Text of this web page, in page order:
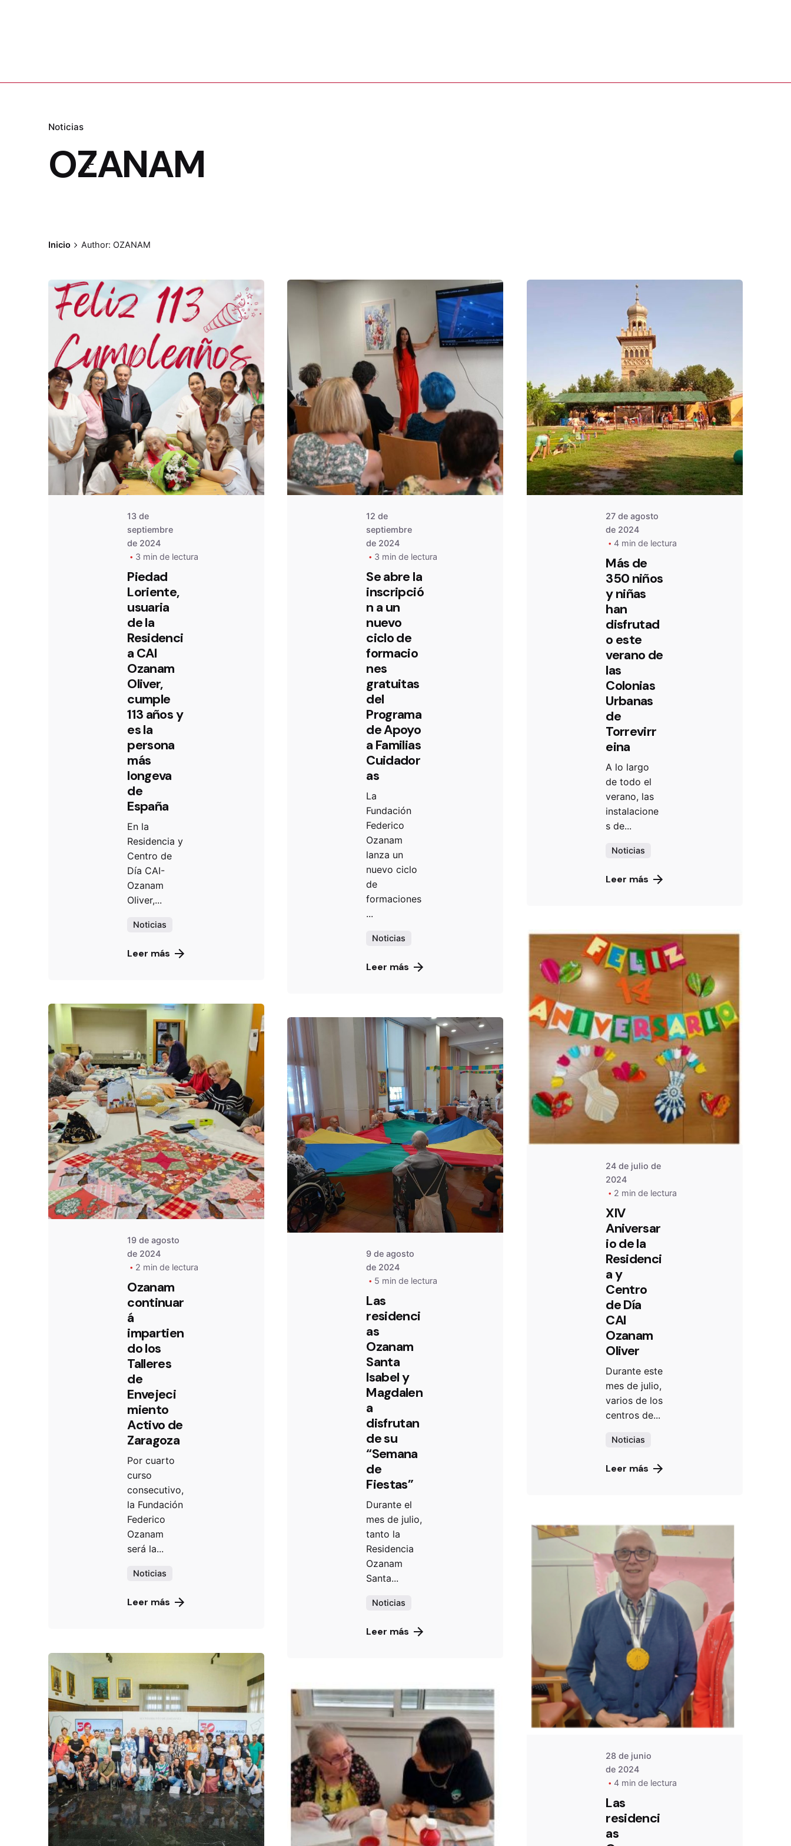
Noticias
OZANAM
Inicio Author: OZANAM
OZANAM
13 de
septiembre
de 2024
3 min de lectura
Piedad
Loriente,
usuaria
de la
Residenci
a CAI
Ozanam
Oliver,
cumple
113 años y
es la
persona
más
longeva
de
España
En la
Residencia y
Centro de
Día CAI-
Ozanam
Oliver,...
Noticias
Leer más
De
OZANAM
12 de
septiembre
de 2024
3 min de lectura
Se abre la
inscripció
n a un
nuevo
ciclo de
formacio
nes
gratuitas
del
Programa
de Apoyo
a Familias
Cuidador
as
La
Fundación
Federico
Ozanam
lanza un
nuevo ciclo
de
formaciones
...
Noticias
Leer más
De
OZANAM
27 de agosto
de 2024
4 min de lectura
Más de
350 niños
y niñas
han
disfrutad
o este
verano de
las
Colonias
Urbanas
de
Torrevirr
eina
A lo largo
de todo el
verano, las
instalacione
s de...
Noticias
Leer más
De
OZANAM
19 de agosto
de 2024
2 min de lectura
Ozanam
continuar
á
impartien
do los
Talleres
de
Envejeci
miento
Activo de
Zaragoza
Por cuarto
curso
consecutivo,
la Fundación
Federico
Ozanam
será la...
Noticias
Leer más
De
OZANAM
9 de agosto
de 2024
5 min de lectura
Las
residenci
as
Ozanam
Santa
Isabel y
Magdalen
a
disfrutan
de su
“Semana
de
Fiestas”
Durante el
mes de julio,
tanto la
Residencia
Ozanam
Santa...
Noticias
Leer más
De
OZANAM
24 de julio de
2024
2 min de lectura
XIV
Aniversar
io de la
Residenci
a y
Centro
de Día
CAI
Ozanam
Oliver
Durante este
mes de julio,
varios de los
centros de...
Noticias
Leer más
De
OZANAM
De
OZANAM
OZANAM
28 de junio
de 2024
4 min de lectura
Las
residenci
as